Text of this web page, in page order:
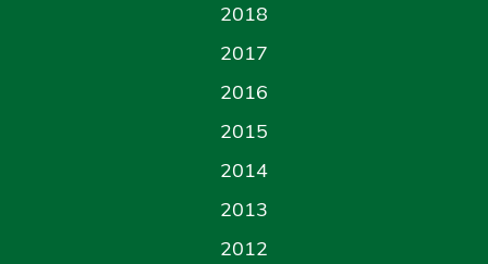
2018
2017
2016
2015
2014
2013
2012